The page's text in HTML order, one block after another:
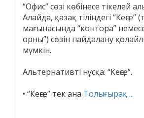
“Офис” сөзі көбінесе тікелей
Алайда, қазақ тіліндегі “Кеңсе”
мағынасында “контора”
орны”) сөзін пайдалану
мүмкін.
Альтернативті нұсқа: “Кеңсе”.
• “Кеңсе” тек ана Толығырақ ...